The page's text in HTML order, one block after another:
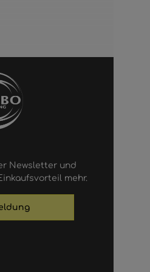
Newsletter und
mehr.